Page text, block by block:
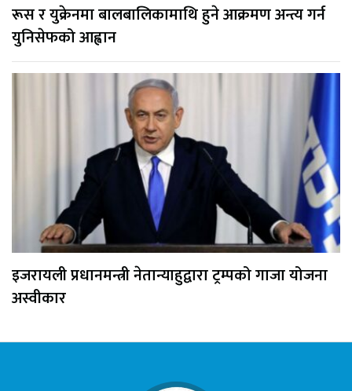
रूस र युक्रेनमा बालबालिकामाथि हुने आक्रमण अन्त्य गर्न
युनिसेफको आह्वान
इजरायली प्रधानमन्त्री नेतान्याहुद्वारा ट्रम्पको गाजा योजना
अस्वीकार